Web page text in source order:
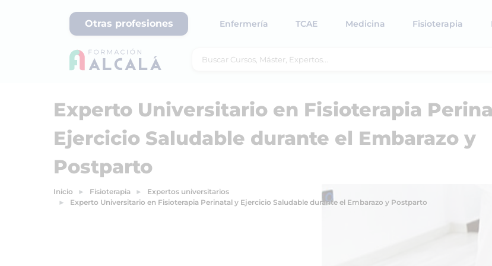
Otras profesiones Enfermería TCAE Medicina Fisioterapia
Experto Universitario en Fisioterapia
Ejercicio Saludable durante el Embarazo y
Postparto
Inicio Fisioterapia
Expertos universitarios
Experto Universitario en Fisioterapia Perinatal y Ejercicio Saludable durante el Embarazo y Postparto